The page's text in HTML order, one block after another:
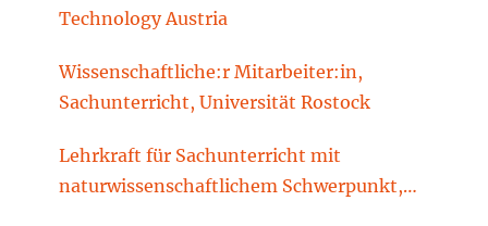
Technology Austria
Wissenschaftliche:r Mitarbeiter:in,
Sachunterricht, Universität Rostock
Lehrkraft für Sachunterricht mit
naturwissenschaftlichem Schwerpunkt,